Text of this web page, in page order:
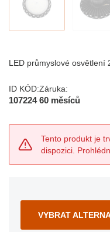
LED průmyslové osvětlení
ID KÓD:
107224
Záruka:
60 měsíců
Tento produkt je
dispozici.
VYBRAT